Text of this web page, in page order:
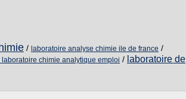
/ laboratoire analyse chimie ile de france /
chimie analytique emploi / laboratoire de